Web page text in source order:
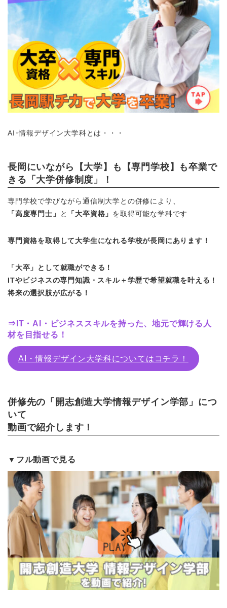
AI･情報デザイン大学科とは・・・
長岡にいながら【大学】も 【専門学校】も卒業で
きる「大学併修制度」！
専門学校で学びながら通信制大学との併修により、
「高度専門士」
と 「大卒資格」 を取得可能な学科です
専門資格を取得して大学生になれる学校が長岡にあります！
「大卒」として就職ができる！
ITやビジネスの専門知識・スキル＋学歴で希望就職を叶える！
将来の選択肢が広がる！
⇒IT・AI・ビジネススキルを持った、地元で輝ける人
材を目指せる！
AI・情報デザイン大学科についてはコチラ ！
併修先の「開志創造大学情報デザイン学部」につ
いて
動画で紹介します！
▼フル動画で見る